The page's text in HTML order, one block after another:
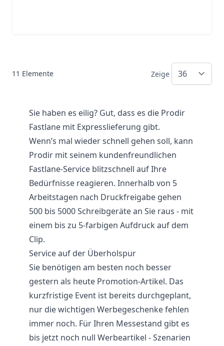
11 Elemente Zeige
Sie haben es eilig? Gut, dass es die Prodir
Fastlane mit Expresslieferung gibt.
Wenn’s mal wieder schnell gehen soll, kann
Prodir mit seinem kundenfreundlichen
Fastlane-Service blitzschnell auf Ihre
Bedürfnisse reagieren. Innerhalb von 5
Arbeitstagen nach Druckfreigabe gehen
500 bis 5000 Schreibgeräte an Sie raus - mit
einem bis zu 5-farbigen Aufdruck auf dem
Clip.
Service auf der Überholspur
Sie benötigen am besten noch besser
gestern als heute Promotion-Artikel. Das
kurzfristige Event ist bereits durchgeplant,
nur die wichtigen Werbegeschenke fehlen
immer noch. Für Ihren Messestand gibt es
bis jetzt noch null Werbeartikel - Szenarien